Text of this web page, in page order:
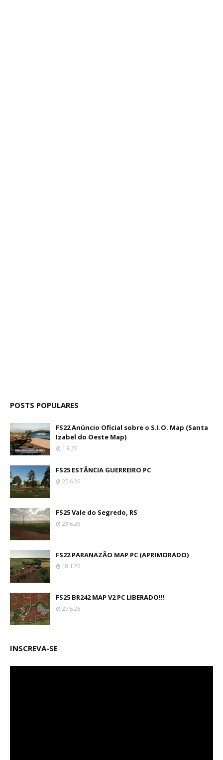
POSTS POPULARES
FS22 Anúncio Oficial sobre o S.I.O. Map (Santa
Izabel do Oeste Map)
1.8.26
FS25 ESTÂNCIA GUERREIRO PC
25.6.26
FS25 Vale do Segredo, RS
23.6.26
FS22 PARANAZÃO MAP PC (APRIMORADO)
18.1.26
FS25 BR242 MAP V2 PC LIBERADO!!!
27.5.26
INSCREVA-SE